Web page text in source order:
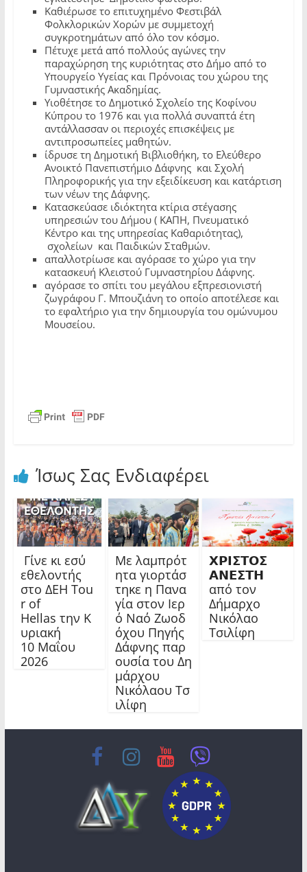
Καθιέρωσε το επιτυχημένο Φεστιβάλ
Φολκλορικών Χορών με συμμετοχή
συγκροτημάτων από όλο τον κόσμο.
Πέτυχε μετά από πολλούς αγώνες την
παραχώρηση της κυριότητας στο Δήμο από το
Υπουργείο Υγείας και Πρόνοιας του χώρου της
Γυμναστικής Ακαδημίας.
Υιοθέτησε το Δημοτικό Σχολείο της Κοφίνου
Κύπρου το 1976 και για πολλά συναπτά έτη
αντάλλασσαν οι περιοχές επισκέψεις με
αντιπροσωπείες μαθητών.
ίδρυσε τη Δημοτική Βιβλιοθήκη, το Ελεύθερο
Ανοικτό Πανεπιστήμιο Δάφνης και Σχολή
Πληροφορικής για την εξειδίκευση και κατάρτιση
των νέων της Δάφνης.
Κατασκεύασε ιδιόκτητα κτίρια στέγασης
υπηρεσιών του Δήμου ( ΚΑΠΗ, Πνευματικό
Κέντρο και της υπηρεσίας Καθαριότητας),
σχολείων και Παιδικών Σταθμών.
απαλλοτρίωσε και αγόρασε το χώρο για την
κατασκευή Κλειστού Γυμναστηρίου Δάφνης.
αγόρασε το σπίτι του μεγάλου εξπρεσιονιστή
ζωγράφου Γ. Μπουζιάνη το οποίο αποτέλεσε και
το εφαλτήριο για την δημιουργία του ομώνυμου
Μουσείου.
Ίσως Σας Ενδιαφέρει
Γίνε κι εσύ
εθελοντής
στο ΔΕΗ Tou
r of
Hellas την Κ
υριακή
10 Μαΐου
2026
Με λαμπρότ
ητα γιορτάσ
τηκε η Πανα
γία στον Ιερ
ό Ναό Ζωοδ
όχου Πηγής
Δάφνης παρ
ουσία του Δη
μάρχου
Νικόλαου Τσ
ιλίφη
𝝬𝝦𝝞𝝨𝝩𝝤𝝨
𝝖𝝢𝝚𝝨𝝩𝝜
από τον
Δήμαρχο
Νικόλαο
Τσιλίφη